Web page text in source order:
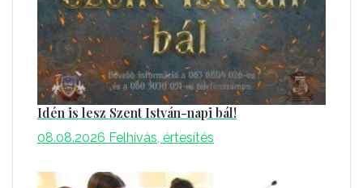
Idén is lesz Szent István-napi bál!
08.08.2026 Felhívás, értesítés